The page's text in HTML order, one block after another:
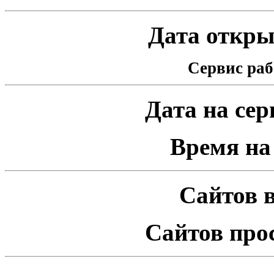
Дата
Сервис
Дата на
Время на
Сайтов
Сайтов